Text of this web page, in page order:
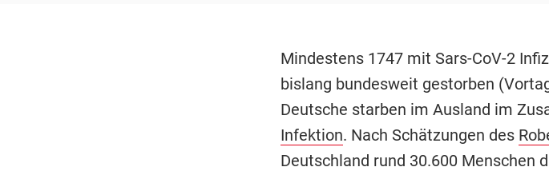
Mindestens 1747 mit Sars-CoV-2
bislang bundesweit gestorben
Deutsche starben im Ausland im
Infektion. Nach Schätzungen des
Deutschland rund 30.600 Menschen